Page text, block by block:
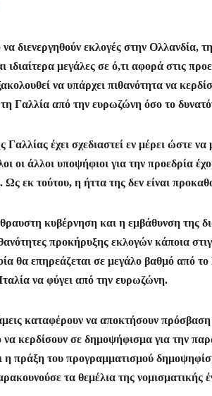
διενεργηθούν εκλογές στην Ολλανδία,
ιδιαίτερα μεγάλες σε ό,τι αφορά στις
να υπάρχει πιθανότητα να
τη Γαλλία από την ευρωζώνη όσο το
Γαλλίας έχει σχεδιαστεί εν μέρει ώστε
οι άλλοι υποψήφιοι για την προεδρία
Ως εκ τούτου, η ήττα της δεν είναι
κυβέρνηση και η εμβάθυνση της
προκήρυξης εκλογών κάποια
θα επηρεάζεται σε μεγάλο βαθμό από
να φύγει από την ευρωζώνη.
καταφέρουν να αποκτήσουν
κερδίσουν σε δημοψήφισμα για την
πράξη του προγραμματισμού
τα θεμέλια της νομισματικής